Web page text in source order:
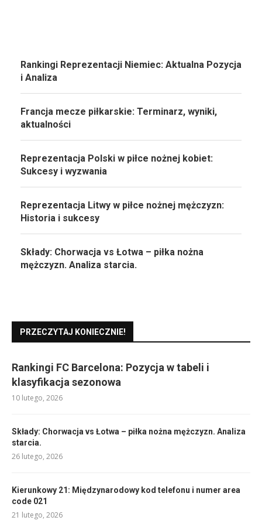
Rankingi Reprezentacji Niemiec: Aktualna Pozycja
i Analiza
Francja mecze piłkarskie: Terminarz, wyniki,
aktualności
Reprezentacja Polski w piłce nożnej kobiet:
Sukcesy i wyzwania
Reprezentacja Litwy w piłce nożnej mężczyzn:
Historia i sukcesy
Składy: Chorwacja vs Łotwa – piłka nożna
mężczyzn. Analiza starcia.
PRZECZYTAJ KONIECZNIE!
Rankingi FC Barcelona: Pozycja w tabeli i
klasyfikacja sezonowa
10 lutego, 2026
Składy: Chorwacja vs Łotwa – piłka nożna mężczyzn. Analiza
starcia.
26 lutego, 2026
Kierunkowy 21: Międzynarodowy kod telefonu i numer area
code 021
21 lutego, 2026